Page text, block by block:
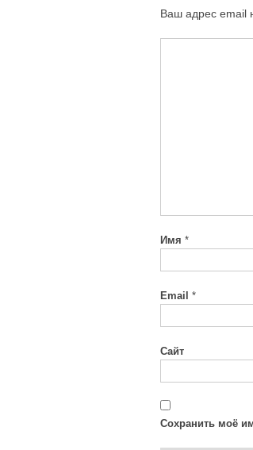
Ваш адрес email
Имя *
Email *
Сайт
Сохранить моё